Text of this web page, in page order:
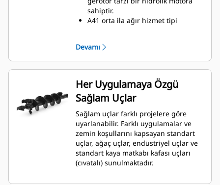
sahiptir.
A41 orta ila ağır hizmet tipi
kutusuna monte edilen değişken
hızlı, çift yönlü, tek indirgemeli
planet tahrikli gerotor tarzı bir
hidrolik motora sahiptir.
A68 orta ila ağır hizmet tipi, yüksek
performanslı delme ihtiyaçlarında
optimum uç hızı ve çıkış torku için
bir planet dişli kutusuna monte
edilen değişken hızlı, çift yönlü,
çift indirgemeli planet tahrikli bir
hidrolik dişli motoruna sahiptir.
Devamı
Her Uygulamaya Özgü
Sağlam Uçlar
Sağlam uçlar farklı projelere göre
uyarlanabilir. Farklı uygulamalar ve
zemin koşullarını kapsayan standart
uçlar, ağaç uçlar, endüstriyel uçlar ve
standart kaya matkabı kafası uçları
(cıvatalı) sunulmaktadır.